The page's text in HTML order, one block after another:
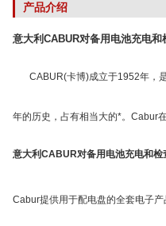
产品介绍
意大利CABUR对备用电池充电和
CABUR(卡博)成立于1952年，
年的历史，占有相当大的*。Cabur
意大利CABUR对备用电池充电和检
Cabur提供用于配电盘的全套电子